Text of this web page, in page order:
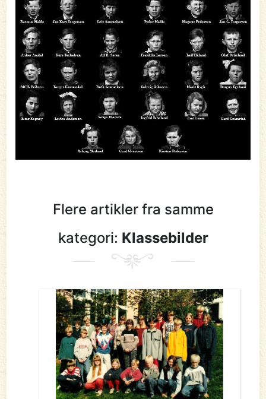
Flere artikler fra samme
kategori: Klassebilder